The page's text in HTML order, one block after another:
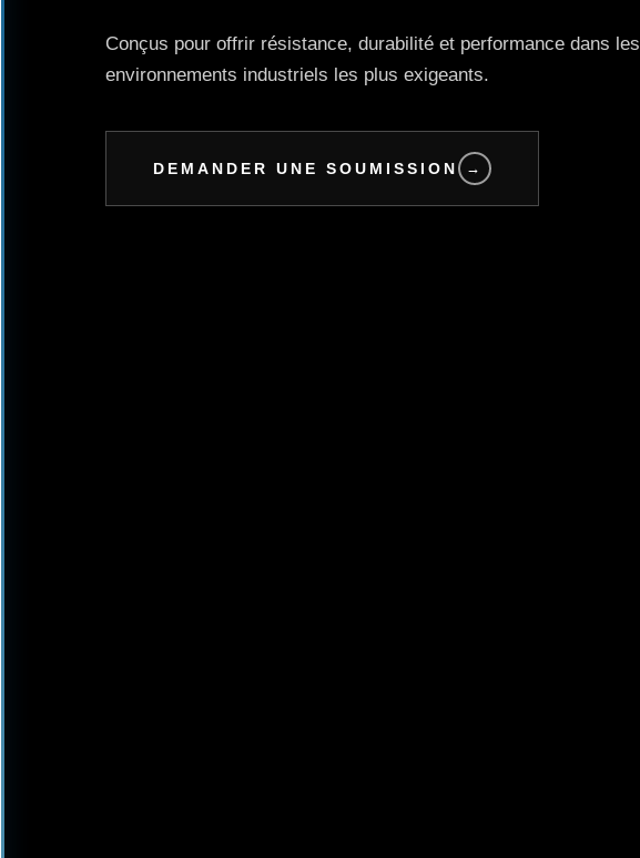
Conçus pour offrir résistance, durabilité et performance dans les
environnements industriels les plus exigeants.
DEMANDER UNE SOUMISSION →